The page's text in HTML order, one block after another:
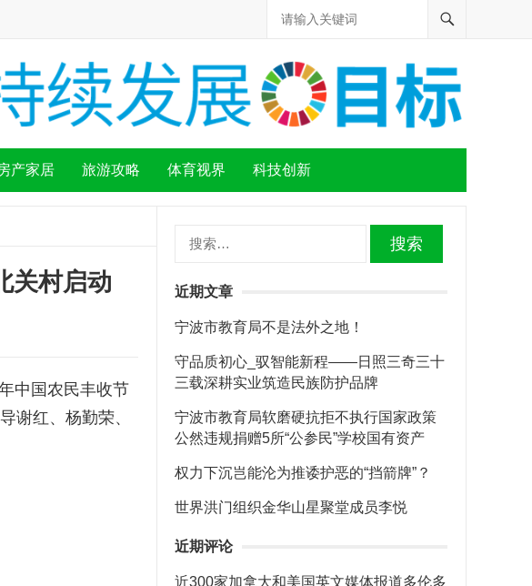
产家居 旅游攻略 体育视界 科技创新
关村启动
中国农民丰收节
谢红、杨勤荣、
近期文章
宁波市教育局不是法外之地！
守品质初心_驭智能新程——日照三奇三十
三载深耕实业筑造民族防护品牌
宁波市教育局软磨硬抗拒不执行国家政策
公然违规捐赠5所“公参民”学校国有资产
权力下沉岂能沦为推诿护恶的“挡箭牌”？
世界洪门组织金华山星聚堂成员李悦
近期评论
近300家加拿大和美国英文媒体报道多伦多